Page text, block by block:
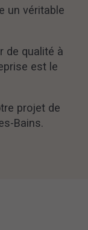
un véritable
de qualité à
est le
projet de
Bains.